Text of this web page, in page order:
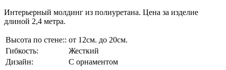
Интерьерный молдинг из полиуретана. Цена за изделие
длиной 2,4 метра.
Высота по стене:: от 12см. до 20см.
Гибкость:
Жесткий
Дизайн:
С орнаментом